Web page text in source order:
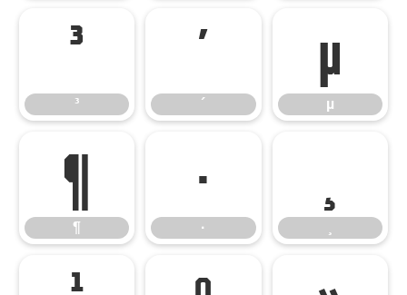
³
³
´
´
µ
µ
¶
¶
·
·
¸